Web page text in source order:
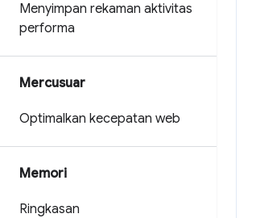
Menyimpan rekaman aktivitas
performa
Mercusuar
Optimalkan kecepatan web
Memori
Ringkasan